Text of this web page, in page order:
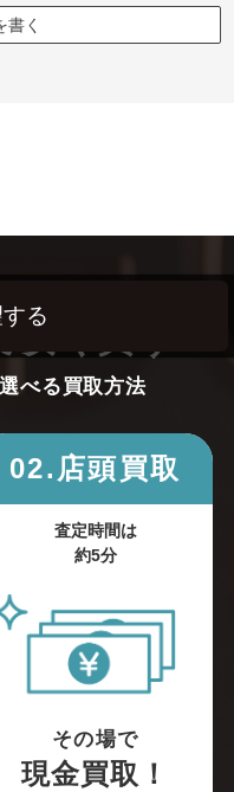
る
書く
安く買う！
べる買取方法
02.店頭買取
査定時間は
約5分
その場で
現金買取！